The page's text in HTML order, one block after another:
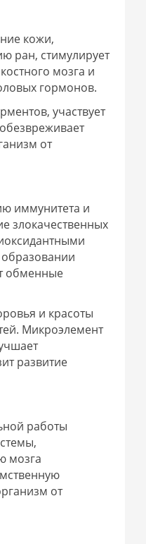
кожи,
ран, стимулирует
мозга и
гормонов.
участвует
от
иммунитета и
злокачественных
образовании
обменные
и красоты
Микроэлемент
развитие
работы
мозга
от